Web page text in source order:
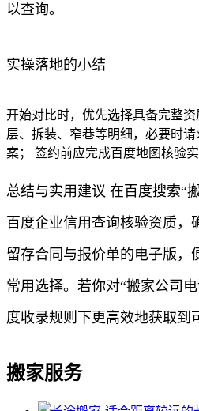
以查询。
实操落地的小结
开始对比时，优先选择具备完整
层、拆装、窄巷等明细，必要时
案； 签约前应完成百度地图核验
总结与实用建议 在百度搜索“
百度企业信用查询核验资质，
留存合同与报价单的电子版，
常用选择。若你对“搬家公司
度收录规则下更高效地获取到
搬家服务